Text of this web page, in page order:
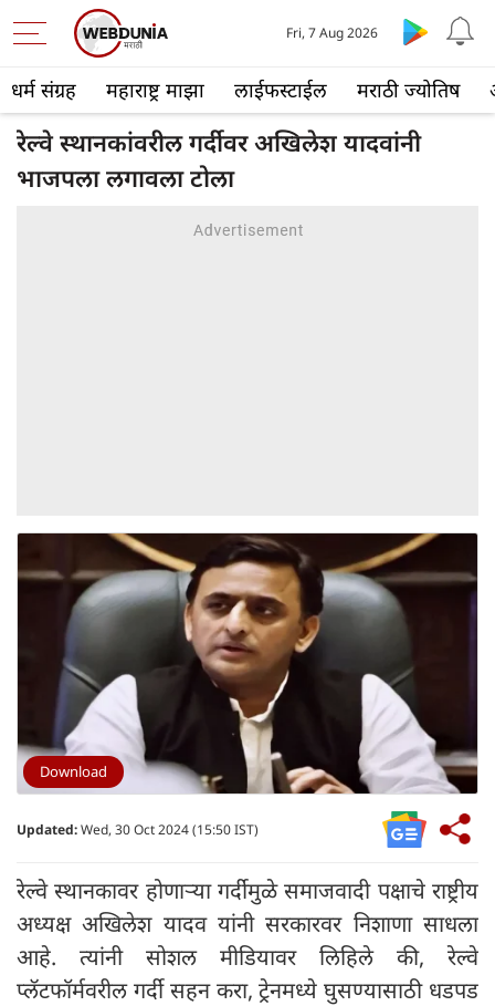
धर्म संग्रह महाराष्ट्र माझा लाईफस्टाईल मराठी ज्योतिष
Fri, 7 Aug 2026
रेल्वे स्थानकांवरील गर्दीवर अखिलेश यादवांनी
भाजपला लगावला टोला
Download
Updated:Wed, 30 Oct 2024 (15:50 IST)
रेल्वे स्थानकावर होणाऱ्या गर्दीमुळे समाजवादी पक्षाचे राष्ट्रीय
अध्यक्ष अखिलेश यादव यांनी सरकारवर निशाणा साधला
आहे. त्यांनी सोशल मीडियावर लिहिले की, रेल्वे
प्लॅटफॉर्मवरील गर्दी सहन करा, ट्रेनमध्ये घुसण्यासाठी धडपड